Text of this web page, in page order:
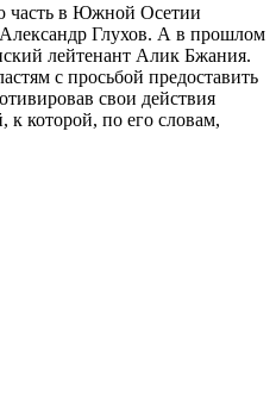
часть в Южной Осетии
Глухов. А в прошлом
лейтенант Алик Бжания.
с просьбой предоставить
свои действия
к которой, по его словам,